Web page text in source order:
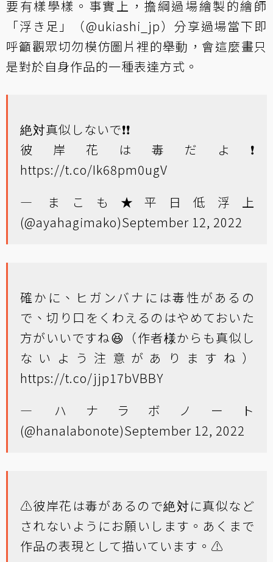
要有樣學樣。事實上，擔綱過場繪製的繪師
「浮き足」（@ukiashi_jp）分享過場當下即
呼籲觀眾切勿模仿圖片裡的舉動，會這麼畫只
是對於自身作品的一種表達方式。
絶対真似しないで❗❗
彼岸花は毒だよ❗
https://t.co/Ik68pm0ugV
— まこも★平日低浮上
(@ayahagimako)September 12, 2022
確かに、ヒガンバナには毒性があるの
で、切り口をくわえるのはやめておいた
方がいいですね😆（作者様からも真似し
ないよう注意がありますね）
https://t.co/jjp17bVBBY
— ハナラボノート
(@hanalabonote)September 12, 2022
⚠️彼岸花は毒があるので絶対に真似など
されないようにお願いします。あくまで
作品の表現として描いています。⚠️